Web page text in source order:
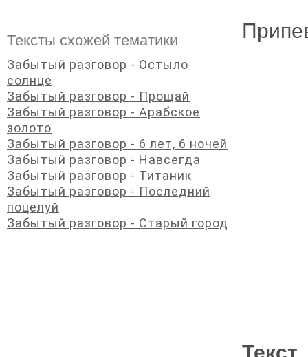
Тексты схожей тематики
Забытый разговор - Остыло
солнце
Забытый разговор - Прощай
Забытый разговор - Арабское
золото
Забытый разговор - 6 лет, 6 ночей
Забытый разговор - Навсегда
Забытый разговор - Титаник
Забытый разговор - Последний
поцелуй
Забытый разговор - Старый город